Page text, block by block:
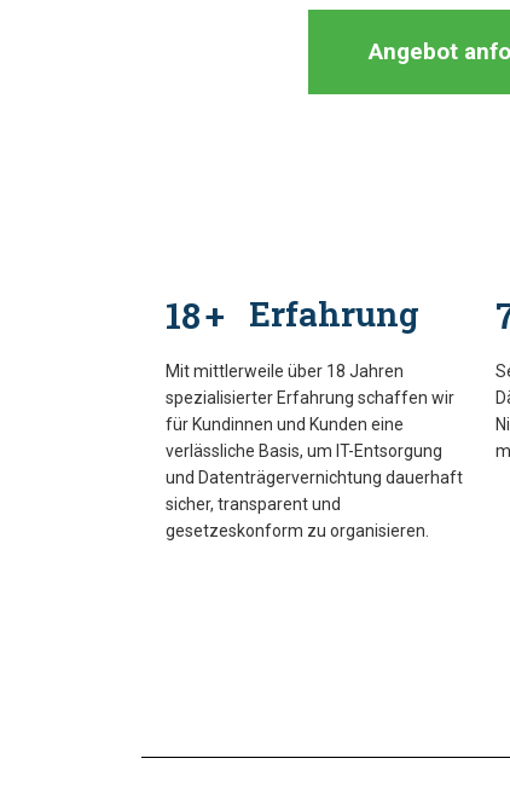
Angebot
18+ Erfahrung
Mit mittlerweile über 18 Jahren
spezialisierter Erfahrung schaffen wir
für Kundinnen und Kunden eine
verlässliche Basis, um IT-Entsorgung
und Datenträgervernichtung dauerhaft
sicher, transparent und
gesetzeskonform zu organisieren.